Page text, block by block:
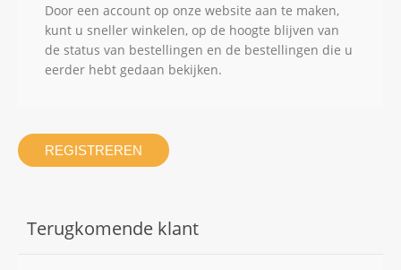
Door een account op onze website aan te maken,
kunt u sneller winkelen, op de hoogte blijven van
de status van bestellingen en de bestellingen die u
eerder hebt gedaan bekijken.
REGISTREREN
Terugkomende klant